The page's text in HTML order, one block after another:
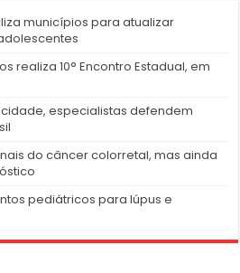
municípios para atualizar
realiza 10° Encontro Estadual, em
especialistas defendem
do câncer colorretal, mas ainda
pediátricos para lúpus e